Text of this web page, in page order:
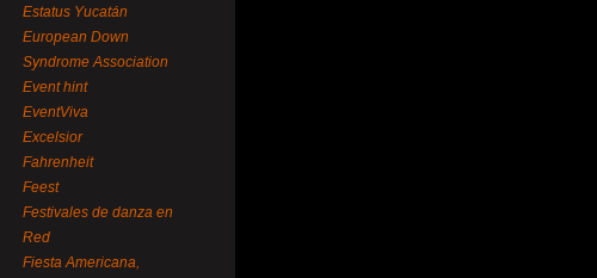
Estatus Yucatán
European Down
Syndrome Association
Event hint
EventViva
Excelsior
Fahrenheit
Feest
Festivales de danza en
Red
Fiesta Americana,